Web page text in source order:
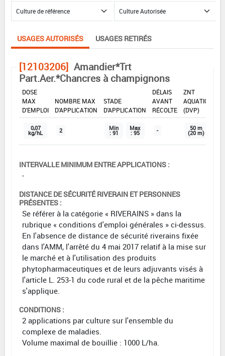
USAGES AUTORISÉS USAGES RETIRÉS
[12103206] Amandier*Trt
Part.Aer.*Chancres à champignons
DOSE
MAX
D'EMPLOI
NOMBRE MAX
D'APPLICATION
STADE
D'APPLICATION
DÉLAIS
AVANT
RÉCOLTE
ZNT
AQUATIQUE
(DVP)
0,07
kg/hL 2 Min
: 91
Max
: 95 - 50 m
(20 m)
INTERVALLE MINIMUM ENTRE APPLICATIONS :
-
DISTANCE DE SÉCURITÉ RIVERAIN ET PERSONNES
PRÉSENTES :
Se référer à la catégorie « RIVERAINS » dans la
rubrique « conditions d'emploi générales » ci-dessus.
En l'absence de distance de sécurité riverains fixée
dans l'AMM, l'arrêté du 4 mai 2017 relatif à la mise sur
le marché et à l'utilisation des produits
phytopharmaceutiques et de leurs adjuvants visés à
l'article L. 253-1 du code rural et de la pêche maritime
s'applique.
CONDITIONS :
2 applications par culture sur l'ensemble du
complexe de maladies.
Volume maximal de bouillie : 1000 L/ha.